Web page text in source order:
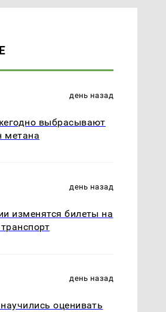
день назад
выбрасывают
метана
день назад
изменятся билеты на
день назад
оценивать